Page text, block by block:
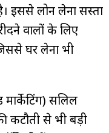
इससे लोन लेना सस्ता
वालों के लिए
घर लेना भी
सलिल
कटौती से भी बड़ी